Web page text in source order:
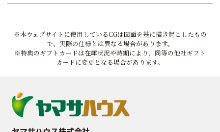
※本ウェブサイトに使用しているCGは図面を基に描き起こしたもの
で、実際の仕様とは異なる場合があります。
※特典のギフトカードは在庫状況や時期により、同等の他社ギフト
カードに変更となる場合があります。